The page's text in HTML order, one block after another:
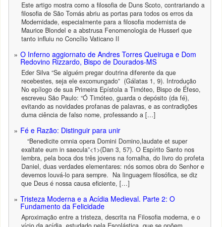
Este artigo mostra como a filosofia de Duns Scoto, contrariando a
filosofia de São Tomás abriu as portas para todos os erros da
Modernidade, especialmente para a filosofia modernista de
Maurice Blondel e a abstrusa Fenomenologia de Husserl que
tanto influiu no Concílio Vaticano II
O Inferno aggiornato de Andres Torres Queiruga e Dom
Redovino Rizzardo, Bispo de Dourados-MS
Eder Silva “Se alguém pregar doutrina diferente da que
recebestes, seja ele excomungado” (Gálatas 1, 9). Introdução
No epílogo de sua Primeira Epístola a Timóteo, Bispo de Éfeso,
escreveu São Paulo: “Ó Timóteo, guarda o depósito (da fé),
evitando as novidades profanas de palavras, e as contradições
duma ciência de falso nome, professando a […]
Fé e Razão: Distinguir para unir
“Benedicite omnia opera Domini Domino,laudate et super
exaltate eum in saecula”<1>(Dan 3, 57). O Espírito Santo nos
lembra, pela boca dos três jovens na fornalha, do livro do profeta
Daniel, duas verdades elementares: nós somos obra do Senhor e
devemos louvá-lo para sempre. Na linguagem filosófica, se diz
que Deus é nossa causa eficiente, […]
Tristeza Moderna e a Acídia Medieval. Parte 2: O
Fundamento da Felicidade
Aproximação entre a tristeza, descrita na Filosofia moderna, e o